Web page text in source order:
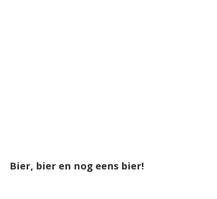
Bier, bier en nog eens bier!